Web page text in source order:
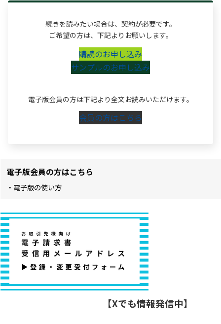
続きを読みたい場合は、契約が必要です。
ご希望の方は、下記よりお願いします。
購読のお申し込み
サンプルのお申し込み
電子版会員の方は下記より全文お読みいただけます。
会員の方はこちら
電子版会員の方はこちら
・電子版の使い方
【Xでも情報発信中】